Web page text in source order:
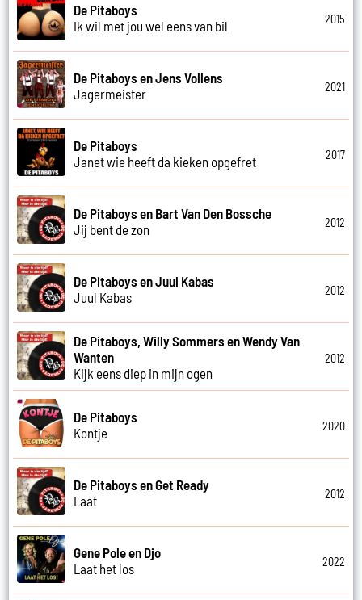
De Pitaboys
Ik wil met jou wel eens van bil
2015
De Pitaboys en Jens Vollens
Jagermeister
2021
De Pitaboys
Janet wie heeft da kieken opgefret
2017
De Pitaboys en Bart Van Den Bossche
Jij bent de zon
2012
De Pitaboys en Juul Kabas
Juul Kabas
2012
De Pitaboys, Willy Sommers en Wendy Van
Wanten
Kijk eens diep in mijn ogen
2012
De Pitaboys
Kontje
2020
De Pitaboys en Get Ready
Laat
2012
Gene Pole en Djo
Laat het los
2022